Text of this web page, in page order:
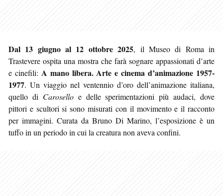
Dal 13 giugno al 12 ottobre 2025, il Museo di Roma in
Trastevere ospita una mostra che farà sognare appassionati d’arte
e cinefili: A mano libera. Arte e cinema d’animazione 1957-
1977. Un viaggio nel ventennio d’oro dell’animazione italiana,
quello di Caroselloe delle sperimentazioni più audaci, dove
pittori e scultori si sono misurati con il movimento e il racconto
per immagini. Curata da Bruno Di Marino, l’esposizione è un
tuffo in un periodo in cui la creatura non aveva confini.